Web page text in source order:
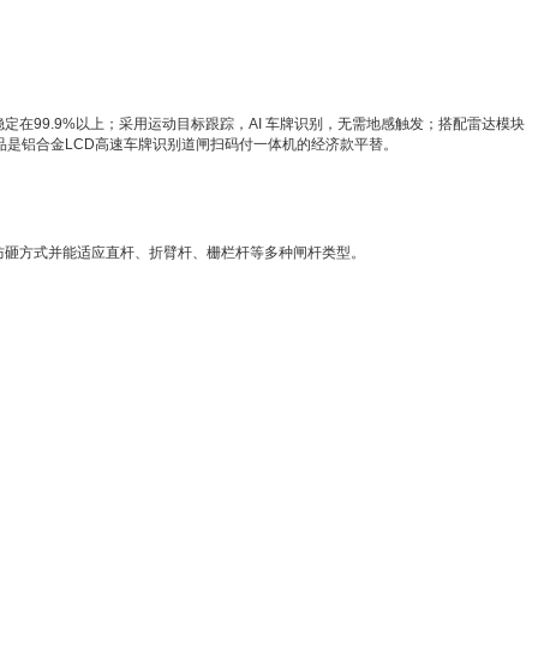
99.9%以上；采用运动目标跟踪，AI 车牌识别，无需地感触发；搭配雷达模块
铝合金LCD高速车牌识别道闸扫码付一体机的经济款平替。
式并能适应直杆、折臂杆、栅栏杆等多种闸杆类型。